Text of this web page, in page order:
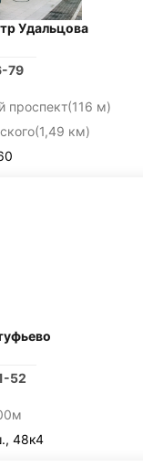
Удальцова
79
проспект(116 м)
(1,49 км)
52
48к4